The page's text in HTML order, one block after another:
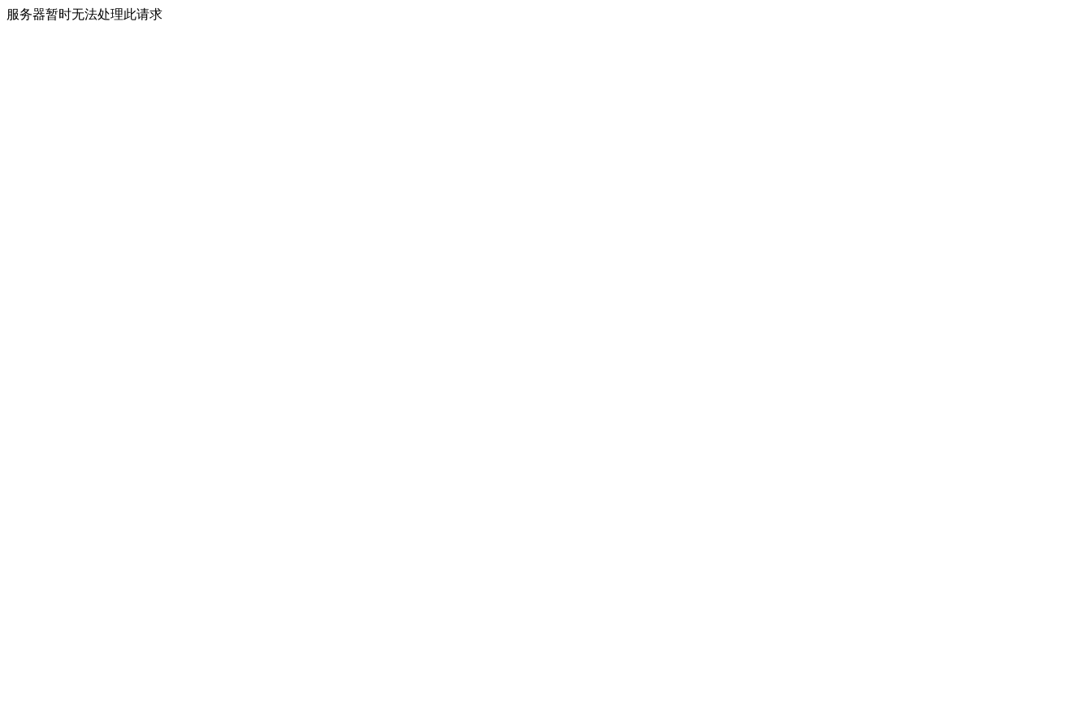
服务器暂时无法处理此请求